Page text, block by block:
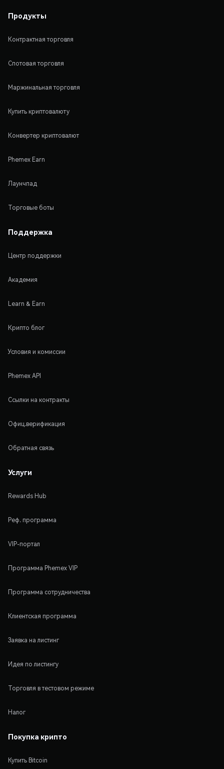
Продукты
Контрактная торговля
Спотовая торговля
Маржинальная торговля
Купить криптовалюту
Конвертер криптовалют
Phemex Earn
Лаунчпад
Торговые боты
Поддержка
Центр поддержки
Академия
Learn & Earn
Крипто блог
Условия и комиссии
Phemex API
Ссылки на контракты
Офиц.верификация
Обратная связь
Услуги
Rewards Hub
Реф. программа
VIP-портал
Программа Phemex VIP
Программа сотрудничества
Клиентская программа
Заявка на листинг
Идея по листингу
Торговля в тестовом режиме
Налог
Покупка крипто
Купить Bitcoin